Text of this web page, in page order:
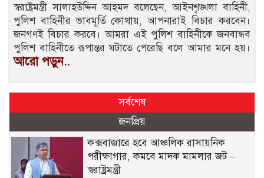
স্বরাষ্ট্রমন্ত্রী সালাহউদ্দিন আহমদ বলেছেন, আইনশৃঙ্খলা বাহিনী,
পুলিশ বাহিনীর ভাবমূর্তি কোথায়, আপনারাই বিচার করবেন।
জনগণই বিচার করবে। আমরা এই পুলিশ বাহিনীকে জনবান্ধব
পুলিশ বাহিনীতে রূপান্তর ঘটাতে পেরেছি বলে আমার মনে হয়।
আরো পড়ুন..
সর্বশেষ
জনপ্রিয়
কক্সবাজারে হবে আঞ্চলিক রাসায়নিক
পরীক্ষাগার, কমবে মাদক মামলার জট –
স্বরাষ্ট্রমন্ত্রী